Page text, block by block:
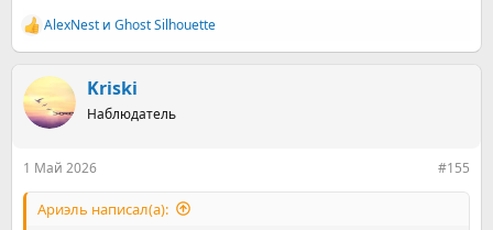
Р
е
к
ц
и
AlexNest и Ghost Silhouette
Kriski
Наблюдатель
1 Май 2026 #155
Ариэль написал(а):